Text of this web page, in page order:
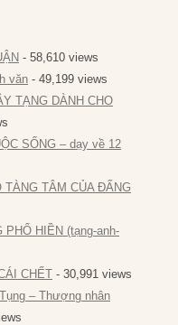
- 58,610 views
văn - 49,199 views
TẠNG DÀNH CHO
SỐNG – dạy về 12
TÀNG TÂM CỦA ĐẤNG
PHỔ HIỀN (tạng-anh-
CHẾT - 30,991 views
– Thượng nhân